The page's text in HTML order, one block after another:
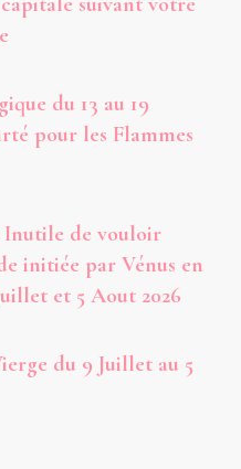
du 13 au 19
pour les Flammes
Inutile de vouloir
initiée par Vénus en
et 5 Aout 2026
du 9 Juillet au 5